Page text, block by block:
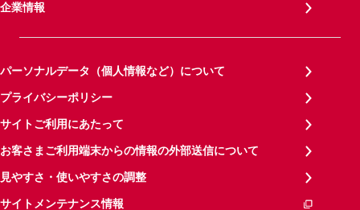
企業情報
パーソナルデータ（個人情報など）について
プライバシーポリシー
サイトご利用にあたって
お客さまご利用端末からの情報の外部送信について
見やすさ・使いやすさの調整
サイトメンテナンス情報